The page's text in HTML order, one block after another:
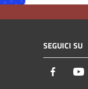
SEGUICI SU
Facebook